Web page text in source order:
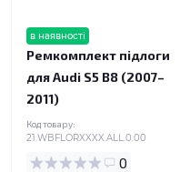
в наявності
Ремкомплект підлоги
для Audi S5 B8 (2007–
2011)
Код товару:
21.WBFLORXXXX.ALL.0.00
0